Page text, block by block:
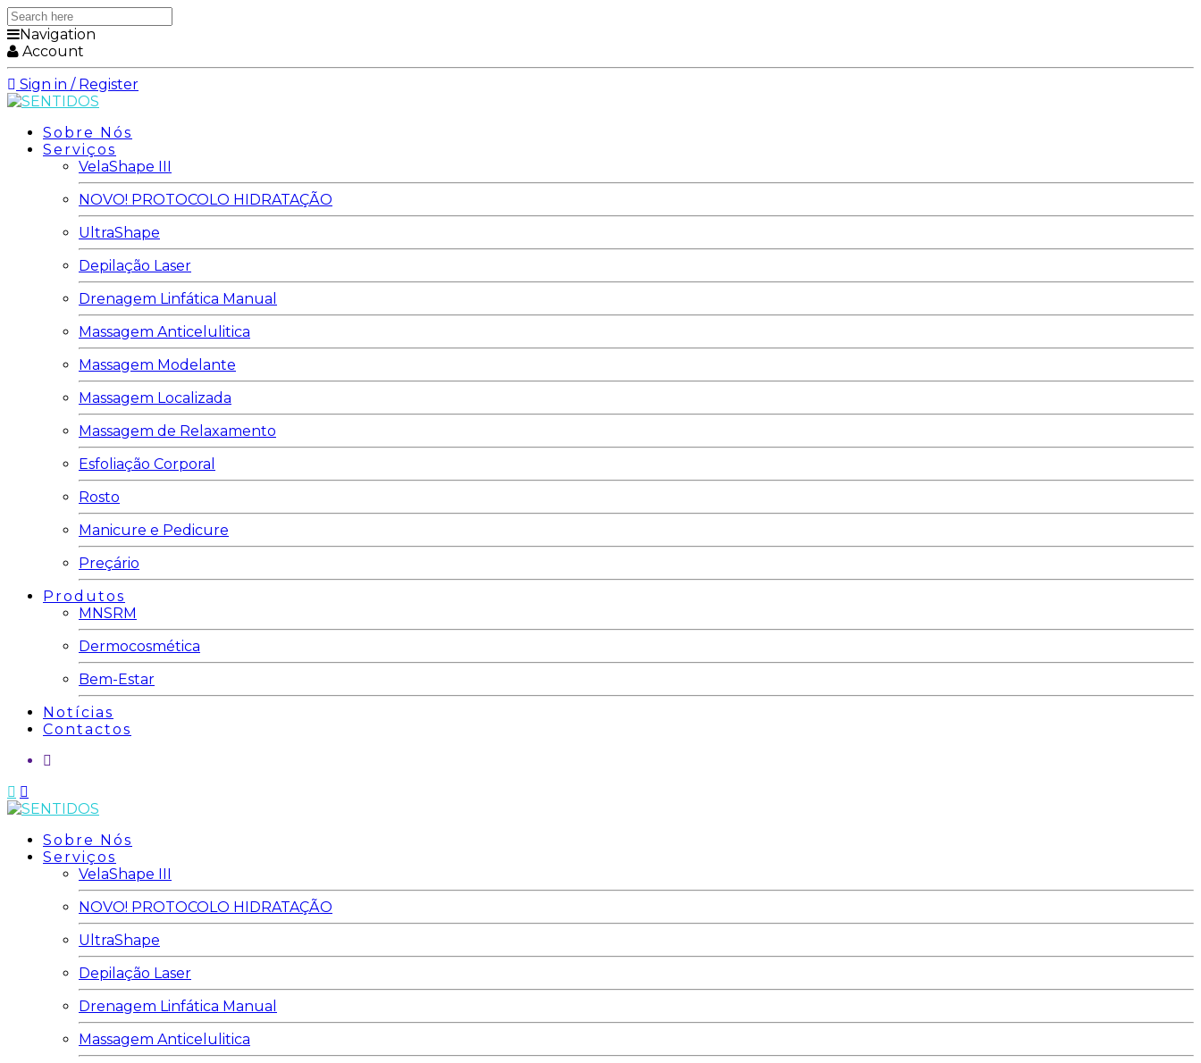
Search
here
Navigation
Account
Sign in / Register
Sobre Nós
Serviços
VelaShape III
NOVO! PROTOCOLO HIDRATAÇÃO
UltraShape
Depilação Laser
Drenagem Linfática Manual
Massagem Anticelulitica
Massagem Modelante
Massagem Localizada
Massagem de Relaxamento
Esfoliação Corporal
Rosto
Manicure e Pedicure
Preçário
Produtos
MNSRM
Dermocosmética
Bem-Estar
Notícias
Contactos
Sobre Nós
Serviços
VelaShape III
NOVO! PROTOCOLO HIDRATAÇÃO
UltraShape
Depilação Laser
Drenagem Linfática Manual
Massagem Anticelulitica